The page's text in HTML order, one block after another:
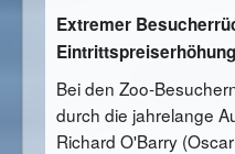
Extremer
Bei den Zoo-
durch die jahrelange
Richard O'Barry